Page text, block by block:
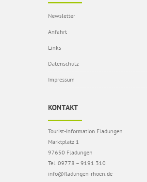
Newsletter
Anfahrt
Links
Datenschutz
Impressum
KONTAKT
Tourist-Information Fladungen
Marktplatz 1
97650 Fladungen
Tel. 09778 – 9191 310
info@fladungen-rhoen.de